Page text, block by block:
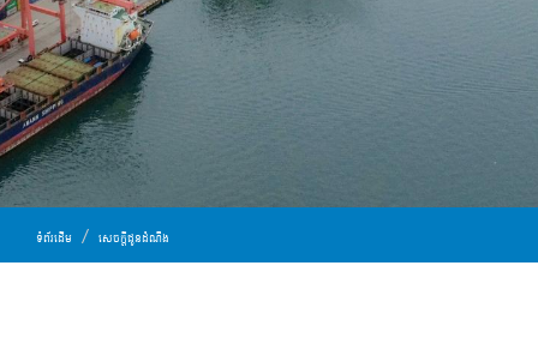
ទំព័រដើម សេចក្ដីជូនដំណឹង